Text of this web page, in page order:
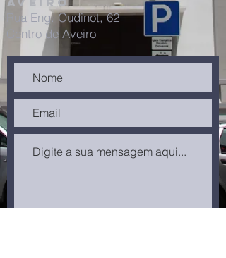
Rua Eng. Oudinot, 62
Centro de Aveiro